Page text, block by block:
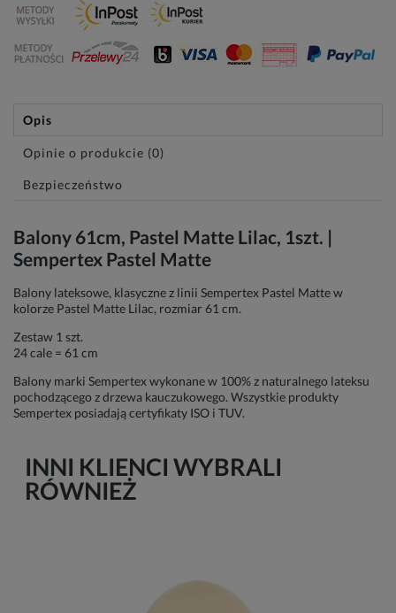
Opis
Opinie o produkcie (0)
Bezpieczeństwo
Balony 61cm, Pastel Matte Lilac, 1szt. |
Sempertex Pastel Matte
Balony lateksowe, klasyczne z linii Sempertex Pastel Matte w
kolorze Pastel Matte Lilac, rozmiar 61 cm.
Zestaw 1 szt.
24 cale = 61 cm
Balony marki Sempertex wykonane w 100% z naturalnego lateksu
pochodzącego z drzewa kauczukowego. Wszystkie produkty
Sempertex posiadają certyfikaty ISO i TUV.
INNI KLIENCI WYBRALI
RÓWNIEŻ